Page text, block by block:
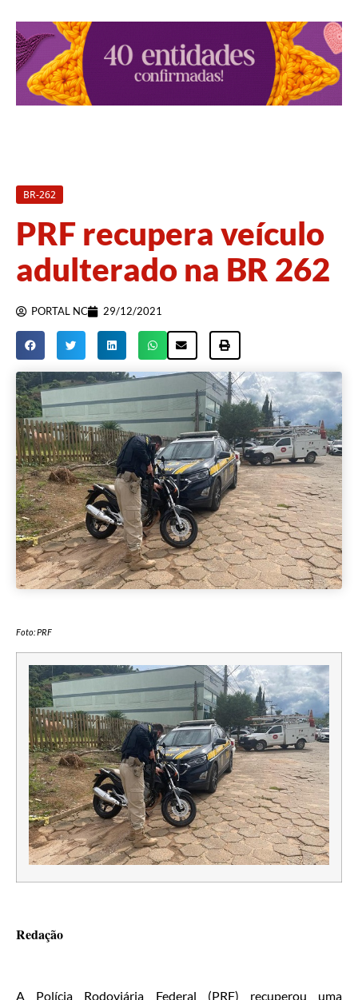
BR-262
PRF recupera veículo
adulterado na BR 262
PORTAL NC 29/12/2021
Foto: PRF
Redação
A Polícia Rodoviária Federal (PRF) recuperou uma